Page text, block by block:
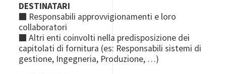
DESTINATARI
■ Responsabili approvvigionamenti e loro
collaboratori
■ Altri enti coinvolti nella predisposizione dei
capitolati di fornitura (es: Responsabili sistemi di
gestione, Ingegneria, Produzione, …)